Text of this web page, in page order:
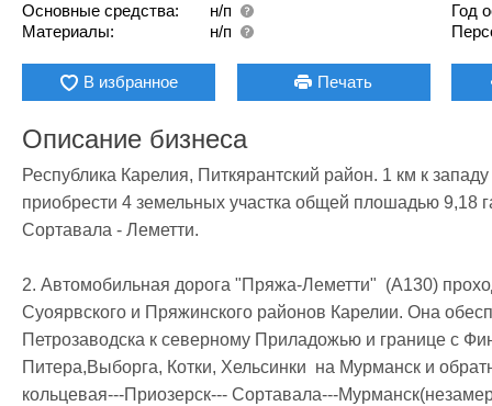
Основные средства:
н/п
Материалы:
н/п
Год
В избранное Печать
Описание бизнеса
Республика Карелия, Питкярантский район. 1 км к
приобрести 4 земельных участка общей плошадью 9,18
Сортавала - Леметти.
2. Автомобильная дорога "Пряжа-Леметти"  (А130)
Суоярвского и Пряжинского районов Карелии. Она
Петрозаводска к северному Приладожью и границе с
Питера,Выборга, Котки, Хельсинки  на Мурманск и
кольцевая---Приозерск--- Сортавала---